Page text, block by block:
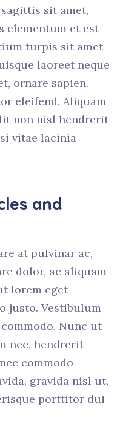
sit amet,
elementum et est
turpis sit amet
laoreet neque
ornare sapien.
eleifend. Aliquam
non nisl hendrerit
vitae lacinia
and
at pulvinar ac,
dolor, ac aliquam
lorem eget
justo. Vestibulum
Nunc ut
nec, hendrerit
commodo
gravida nisl ut,
porttitor dui